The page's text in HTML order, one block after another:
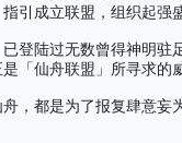
引成立联盟，组织起强
登陆过无数曾得神明
「仙舟联盟」所寻求的
，都是为了报复肆意